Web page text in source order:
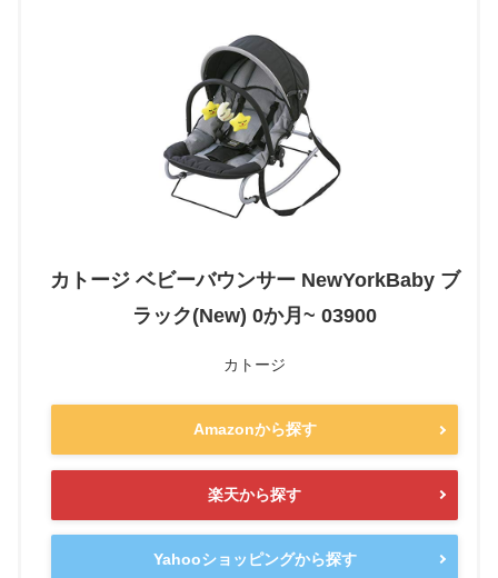
カトージ ベビーバウンサー NewYorkBaby ブ
ラック(New) 0か月~ 03900
カトージ
Amazonから探す
楽天から探す
Yahooショッピングから探す